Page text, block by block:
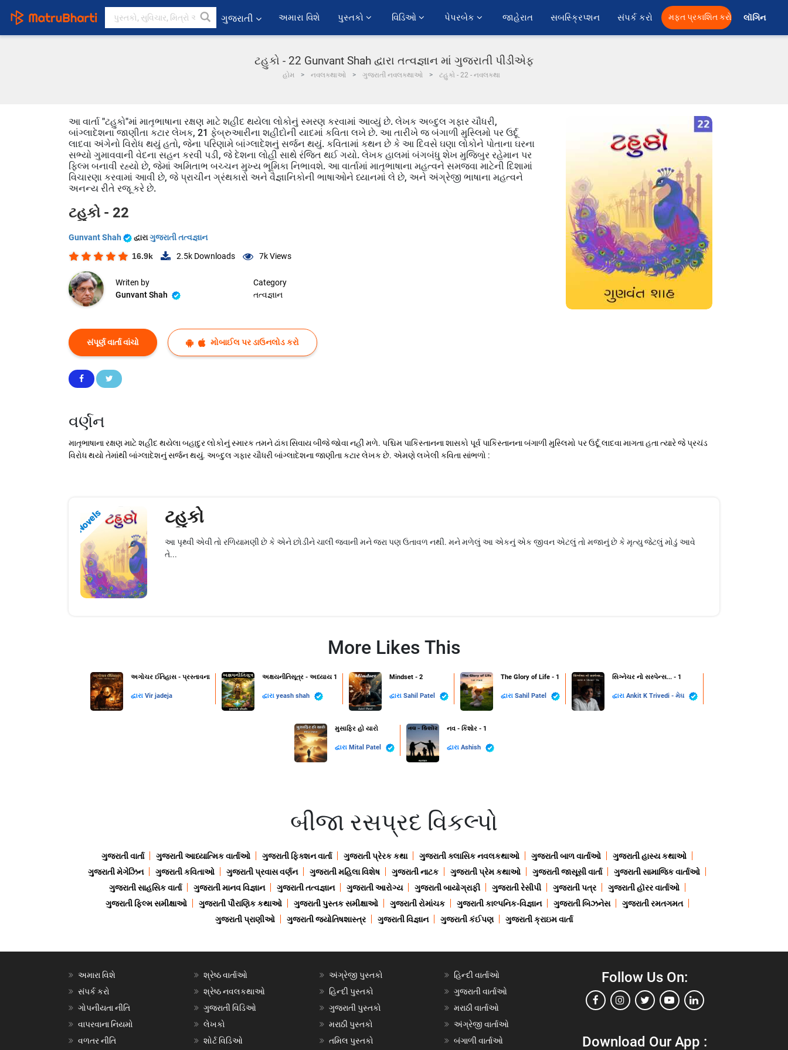
ગુજરાતી અમારા વિશે પુસ્તકો વિડિઓ પેપરબેક જાહેરાત સબસ્ક્રિપ્શન સંપર્ક કરો મફત પ્રકાશિત કરો લૉગિન
ટહુકો - 22 Gunvant Shah દ્વારા તત્વજ્ઞાન માં ગુજરાતી પીડીએફ
હોમ નવલકથાઓ ગુજરાતી નવલકથાઓ ટહુકો - 22 - નવલકથા
આ વાર્તા "ટહુકો"માં માતૃભાષાના રક્ષણ માટે શહીદ થયેલા લોકોનું સ્મરણ કરવામાં આવ્યું છે. લેખક અબ્દુલ ગફાર ચૌધરી,
બાંગ્લાદેશના જાણીતા કટાર લેખક, 21 ફેબ્રુઆરીના શહીદોની યાદમાં કવિતા લખે છે. આ તારીખે જ બંગાળી મુસ્લિમો પર ઉર્દૂ
લાદવા અંગેનો વિરોધ થયું હતો, જેના પરિણામે બાંગ્લાદેશનું સર્જન થયું. કવિતામાં કથન છે કે આ દિવસે ઘણા લોકોને પોતાના ઘરના
સભ્યો ગુમાવવાની વેદના સહન કરવી પડી, જે દેશના લોહી સાથે રંજિત થઈ ગયો. લેખક હાલમાં બંગબંધુ શેખ મુજિબુર રહેમાન પર
ફિલ્મ બનાવી રહ્યો છે, જેમાં અમિતાભ બચ્ચન મુખ્ય ભૂમિકા નિભાવશે. આ વાર્તામાં માતૃભાષાના મહત્વને સમજવા માટેની દિશામાં
વિચારણા કરવામાં આવી છે, જે પ્રાચીન ગ્રંથકારો અને વૈજ્ઞાનિકોની ભાષાઓને ધ્યાનમાં લે છે, અને અંગ્રેજી ભાષાના મહત્વને
અનન્ય રીતે રજૂ કરે છે.
ટહુકો - 22
Gunvant Shah દ્વારાગુજરાતી તત્વજ્ઞાન
16.9k 2.5k Downloads 7kViews
Writen by
Gunvant Shah
Category
તત્વજ્ઞાન
સંપૂર્ણ વાર્તા વાંચો મોબાઈલ પર ડાઉનલોડ કરો
વર્ણન
માતૃભાષાના રક્ષણ માટે શહીદ થયેલા બહાદુર લોકોનું સ્મારક તમને ઢાંકા સિવાય બીજે જોવા નહીં મળે. પશ્ચિમ પાકિસ્તાનના શાસકો પૂર્વ પાકિસ્તાનના બંગાળી મુસ્લિમો પર ઉર્દૂ લાદવા માગતા હતા ત્યારે જે પ્રચંડ
વિરોધ થયો તેમાંથી બાંગ્લાદેશનું સર્જન થયું. અબ્દુલ ગફાર ચૌધરી બાંગ્લાદેશના જાણીતા કટાર લેખક છે. એમણે લખેલી કવિતા સાંભળો :
Novels ટહુકો
આ પૃથ્વી એવી તો રળિયામણી છે કે એને છોડીને ચાલી જવાની મને જરા પણ ઉતાવળ નથી. મને મળેલું આ એકનું એક જીવન એટલું તો મજાનું છે કે મૃત્યુ જેટલું મોડું આવે
તે...
More Likes This
અગોચર ઈતિહાસ - પ્રસ્તાવના
દ્વારા Vir jadeja
અક્ષયનીતિસૂત્ર - અધ્યાય 1
દ્વારા yeash shah
Mindset - 2
દ્વારા Sahil Patel
The Glory of Life - 1
દ્વારા Sahil Patel
સિગ્નેચર નો સસ્પેન્સ... - 1
દ્વારા Ankit K Trivedi - મેઘ
મુસાફિર હો યારો
દ્વારા Mital Patel
નવ - કિશોર - 1
દ્વારા Ashish
બીજા રસપ્રદ વિકલ્પો
ગુજરાતી વાર્તા ગુજરાતી આધ્યાત્મિક વાર્તાઓ ગુજરાતી ફિક્શન વાર્તા ગુજરાતી પ્રેરક કથા ગુજરાતી ક્લાસિક નવલકથાઓ ગુજરાતી બાળ વાર્તાઓ
ગુજરાતી હાસ્ય કથાઓ
ગુજરાતી મેગેઝિન
ગુજરાતી કવિતાઓ ગુજરાતી પ્રવાસ વર્ણન ગુજરાતી મહિલા વિશેષ ગુજરાતી નાટક ગુજરાતી પ્રેમ કથાઓ ગુજરાતી જાસૂસી વાર્તા
ગુજરાતી સામાજિક વાર્તાઓ
ગુજરાતી સાહસિક વાર્તા
ગુજરાતી માનવ વિજ્ઞાન ગુજરાતી તત્વજ્ઞાન ગુજરાતી આરોગ્ય ગુજરાતી બાયોગ્રાફી ગુજરાતી રેસીપી ગુજરાતી પત્ર
ગુજરાતી હૉરર વાર્તાઓ
ગુજરાતી ફિલ્મ સમીક્ષાઓ
ગુજરાતી પૌરાણિક કથાઓ ગુજરાતી પુસ્તક સમીક્ષાઓ ગુજરાતી રોમાંચક ગુજરાતી કાલ્પનિક-વિજ્ઞાન ગુજરાતી બિઝનેસ
ગુજરાતી રમતગમત
ગુજરાતી પ્રાણીઓ
ગુજરાતી જ્યોતિષશાસ્ત્ર ગુજરાતી વિજ્ઞાન ગુજરાતી કંઈપણ ગુજરાતી ક્રાઇમ વાર્તા
અમારા વિશે
સંપર્ક કરો
ગોપનીયતા નીતિ
વાપરવાના નિયમો
વળતર નીતિ
શ્રેષ્ઠ વાર્તાઓ
શ્રેષ્ઠ નવલકથાઓ
ગુજરાતી વિડિઓ
લેખકો
શોર્ટ વિડિઓ
અંગ્રેજી પુસ્તકો
હિન્દી પુસ્તકો
ગુજરાતી પુસ્તકો
મરાઠી પુસ્તકો
તમિલ પુસ્તકો
હિન્દી વાર્તાઓ
ગુજરાતી વાર્તાઓ
મરાઠી વાર્તાઓ
અંગ્રેજી વાર્તાઓ
બંગાળી વાર્તાઓ
Follow Us On:
Download Our App :